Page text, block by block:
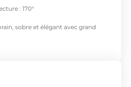
: 170°
sobre et élégant avec grand